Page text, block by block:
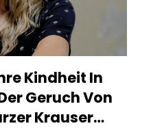
Kindheit In
Geruch Von
Krauser…